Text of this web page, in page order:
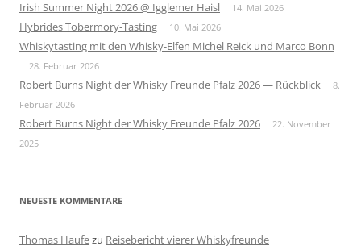
Irish Summer Night 2026 @ Igglemer Haisl 14. Mai 2026
Hybrides Tobermory-Tasting 10. Mai 2026
Whiskytasting mit den Whisky-Elfen Michel Reick und Marco Bonn
28. Februar 2026
Robert Burns Night der Whisky Freunde Pfalz 2026 — Rückblick
8.
Februar 2026
Robert Burns Night der Whisky Freunde Pfalz 2026
22. November
2025
NEUESTE KOMMENTARE
Thomas Haufezu Reisebericht vierer Whiskyfreunde